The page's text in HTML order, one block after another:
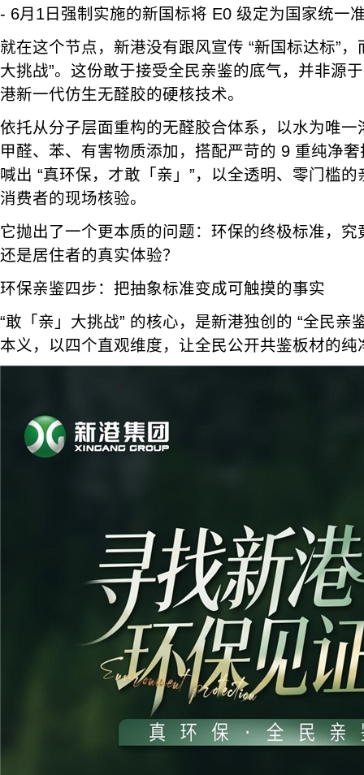
- 6月1日强制实施的新国标将 E0 级定为国家统一
就在这个节点，新港没有跟风宣传 “新国标达标”
大挑战”。这份敢于接受全民亲鉴的底气，并非源
港新一代仿生无醛胶的硬核技术。
依托从分子层面重构的无醛胶合体系，以水为唯
甲醛、苯、有害物质添加，搭配严苛的 9 重纯净
喊出 “真环保，才敢「亲」”，以全透明、零门槛
消费者的现场核验。
它抛出了一个更本质的问题：环保的终极标准，
还是居住者的真实体验？
环保亲鉴四步：把抽象标准变成可触摸的事实
“敢「亲」大挑战” 的核心，是新港独创的 “全民亲
本义，以四个直观维度，让全民公开共鉴板材的纯